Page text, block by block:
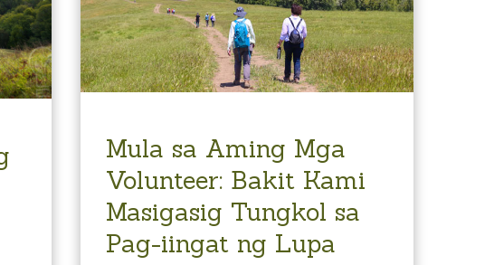
Mula sa Aming Mga
Volunteer: Bakit Kami
Masigasig Tungkol sa
Pag-iingat ng Lupa